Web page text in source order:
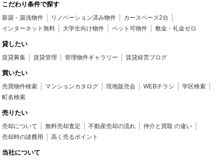
こだわり条件で探す
新築・築浅物件 リノベーション済み物件
カースペース2台
インターネット無料
大学生向け物件 ペット可物件 敷金・礼金ゼロ
貸したい
賃貸募集 賃貸管理 管理物件ギャラリー 賃貸経営ブログ
買いたい
売買物件検索 マンションカタログ 現地販売会 WEBチラシ
学区検索
町名検索
売りたい
売却について 無料売却査定 不動産売却の流れ
仲介と買取 の違い
売却時の諸費用
高く売るポイント
当社について